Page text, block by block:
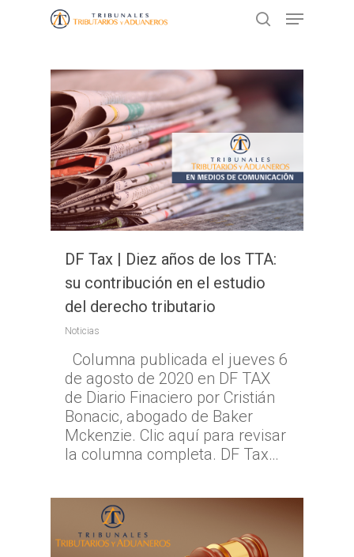
Presione ENTER para buscar o ESC
para cerrar
DF Tax | Diez años de los TTA:
su contribución en el estudio
del derecho tributario
Noticias
Columna publicada el jueves 6
de agosto de 2020 en DF TAX
de Diario Finaciero por Cristián
Bonacic, abogado de Baker
Mckenzie. Clic aquí para revisar
la columna completa. DF Tax…